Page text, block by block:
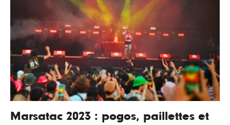
Marsatac 2023 : pogos, paillettes et